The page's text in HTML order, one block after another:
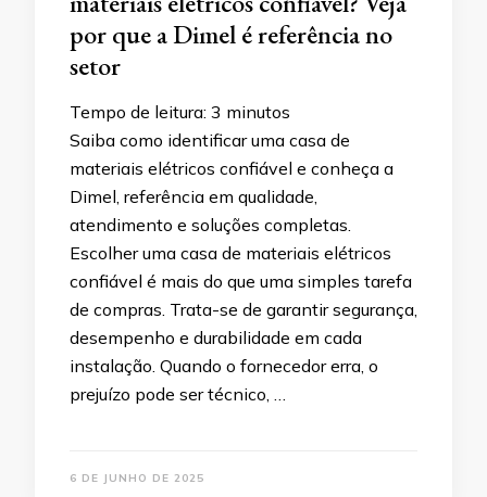
por que a Dimel é referência no
setor
Tempo de leitura: 3 minutos
Saiba como identificar uma casa de
materiais elétricos confiável e conheça a
Dimel, referência em qualidade,
atendimento e soluções completas.
Escolher uma casa de materiais elétricos
confiável é mais do que uma simples tarefa
de compras. Trata-se de garantir segurança,
desempenho e durabilidade em cada
instalação. Quando o fornecedor erra, o
prejuízo pode ser técnico, …
6 DE JUNHO DE 2025